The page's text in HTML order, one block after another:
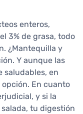
enteros,
3% de grasa, todo
¿Mantequilla y
Y aunque las
saludables, en
En cuanto
y si la
tu digestión